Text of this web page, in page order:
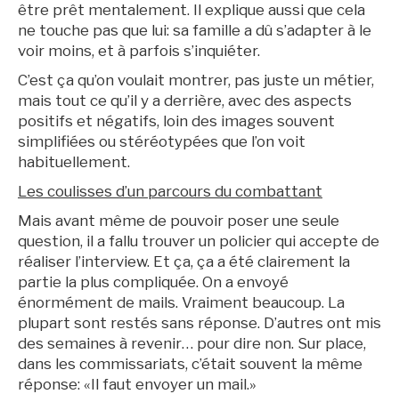
être prêt mentalement. Il explique aussi que cela
ne touche pas que lui: sa famille a dû s’adapter à le
voir moins, et à parfois s’inquiéter.
C’est ça qu’on voulait montrer, pas juste un métier,
mais tout ce qu’il y a derrière, avec des aspects
positifs et négatifs, loin des images souvent
simplifiées ou stéréotypées que l’on voit
habituellement.
Les coulisses d’un parcours du combattant
Mais avant même de pouvoir poser une seule
question, il a fallu trouver un policier qui accepte de
réaliser l’interview. Et ça, ça a été clairement la
partie la plus compliquée. On a envoyé
énormément de mails. Vraiment beaucoup. La
plupart sont restés sans réponse. D’autres ont mis
des semaines à revenir… pour dire non. Sur place,
dans les commissariats, c’était souvent la même
réponse: «Il faut envoyer un mail.»